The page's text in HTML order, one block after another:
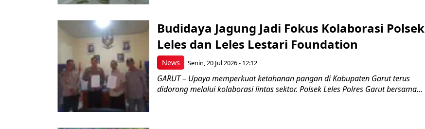
News
Budidaya Jagung Jadi Fokus Kolaborasi Polsek
Leles dan Leles Lestari Foundation
Senin, 20 Jul 2026 - 12:12
GARUT – Upaya memperkuat ketahanan pangan di Kabupaten Garut terus
didorong melalui kolaborasi lintas sektor. Polsek Leles Polres Garut bersama...